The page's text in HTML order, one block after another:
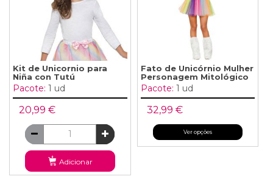
Kit de Unicornio para
Niña con Tutú
Pacote: 1 ud
20,99 €
Adicionar
Fato de Unicórnio Mulher
Personagem Mitológico
Pacote: 1 ud
32,99 €
Ver opções